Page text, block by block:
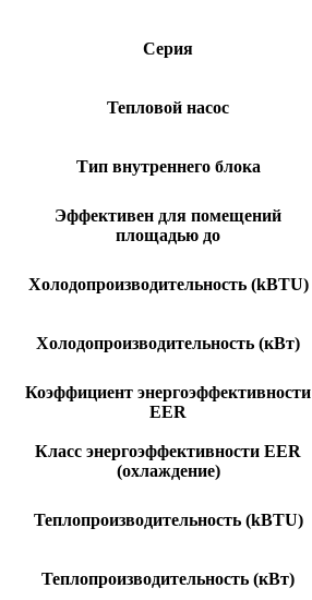
Серия
Тепловой насос
Тип внутреннего блока
Эффективен для помещений
площадью до
Холодопроизводительность (kBTU)
Холодопроизводительность (кВт)
Коэффициент энергоэффективности
EER
Класс энергоэффективности EER
(охлаждение)
Теплопроизводительность (kBTU)
Теплопроизводительность (кВт)